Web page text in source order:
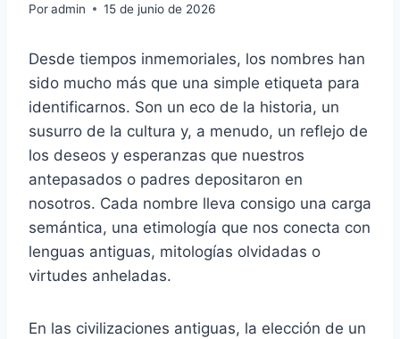
Poradmin 15 de junio de 2026
Desde tiempos inmemoriales, los nombres han
sido mucho más que una simple etiqueta para
identificarnos. Son un eco de la historia, un
susurro de la cultura y, a menudo, un reflejo de
los deseos y esperanzas que nuestros
antepasados o padres depositaron en
nosotros. Cada nombre lleva consigo una carga
semántica, una etimología que nos conecta con
lenguas antiguas, mitologías olvidadas o
virtudes anheladas.
En las civilizaciones antiguas, la elección de un